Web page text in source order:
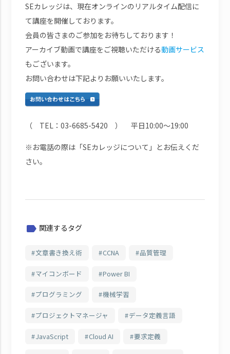
SEカレッジは、現在オンラインのリアルタイム配信に
て講座を開催しております。
会員の皆さまのご参加をお待ちしております！
アーカイブ動画で講座をご視聴いただける動画サービス
もございます。
お問い合わせは下記よりお願いいたします。
（ TEL：03-6685-5420 ） 平日10:00～19:00
※お電話の際は「SEカレッジについて」とお伝えくだ
さい。
label 関連するタグ
文章書き換え術 CCNA 品質管理
マイコンボード Power BI
プログラミング 機械学習
プロジェクトマネージャ データ定義言語
JavaScript Cloud AI 要求定義